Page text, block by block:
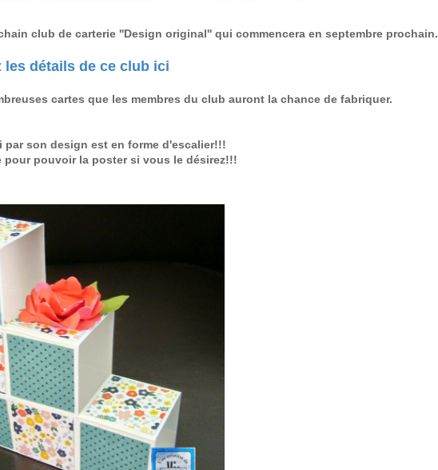
club de carterie ''Design original'' qui commencera en septembre prochain.
les détails de ce club ici
cartes que les membres du club auront la chance de fabriquer.
par son design est en forme d'escalier!!!
pour pouvoir la poster si vous le désirez!!!